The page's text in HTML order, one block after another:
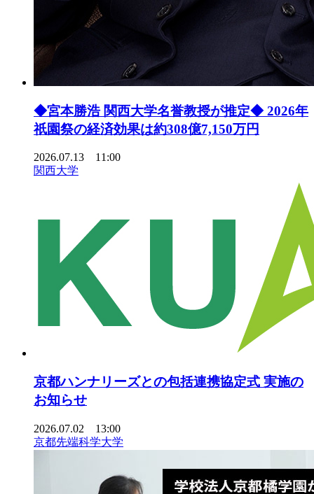
◆宮本勝浩 関西大学名誉教授が推定◆ 2026年
祇園祭の経済効果は約308億7,150万円
2026.07.13 11:00
関西大学
京都ハンナリーズとの包括連携協定式 実施の
お知らせ
2026.07.02 13:00
京都先端科学大学